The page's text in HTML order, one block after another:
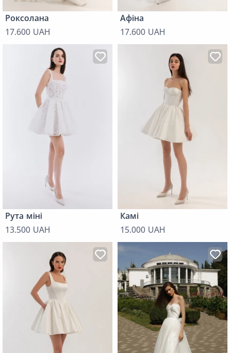
Роксолана
17.600 UAH
Афіна
17.600 UAH
Рута міні
13.500 UAH
Камі
15.000 UAH